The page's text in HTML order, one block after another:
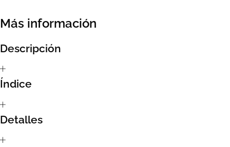
Sumate al sorteo Artcombo
Suscríbete a la newsletter de Marcombo
Suscripción
Más información
Descripción
Índice
Detalles